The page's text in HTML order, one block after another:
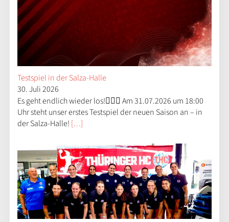
Testspiel in der Salza-Halle
30. Juli 2026
Es geht endlich wieder los!😮‍💨🤝 Am 31.07.2026 um 18:00
Uhr steht unser erstes Testspiel der neuen Saison an – in
der Salza-Halle! […]